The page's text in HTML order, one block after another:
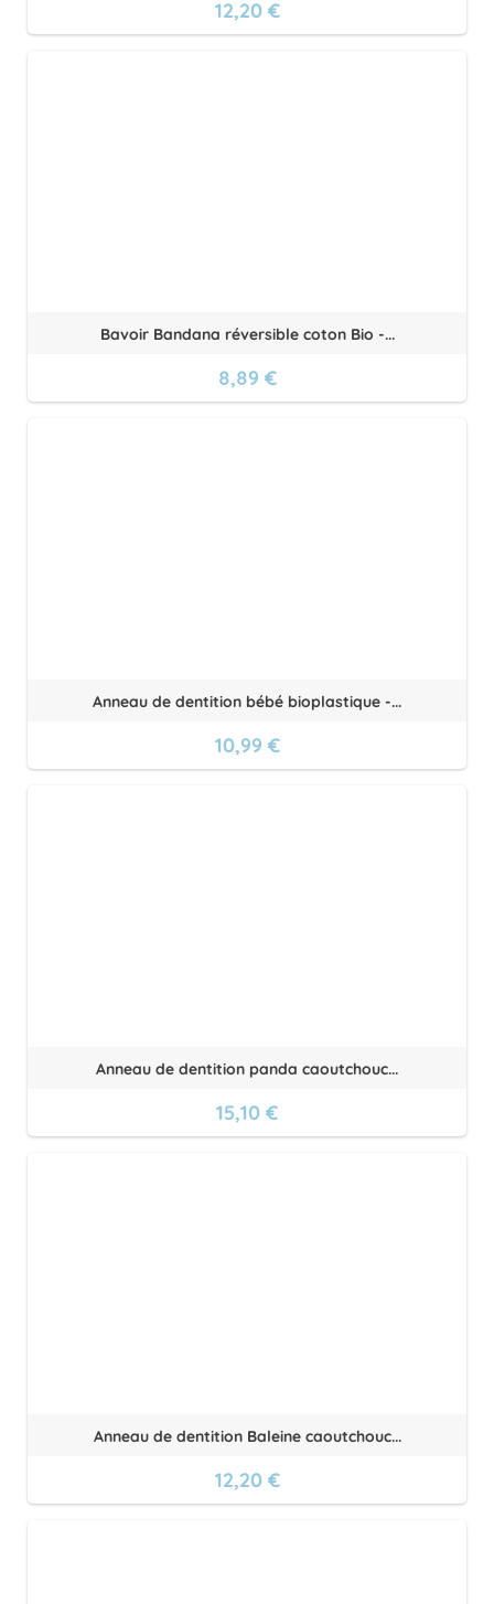
12,20 €
Bavoir Bandana réversible coton Bio -...
8,89 €
Anneau de dentition bébé bioplastique -...
10,99 €
Anneau de dentition panda caoutchouc...
15,10 €
Anneau de dentition Baleine caoutchouc...
12,20 €